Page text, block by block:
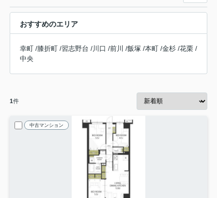
おすすめのエリア
幸町 /膝折町 /習志野台 /川口 /前川 /飯塚 /本町 /金杉 /花栗 /
中央
1件
中古マンション